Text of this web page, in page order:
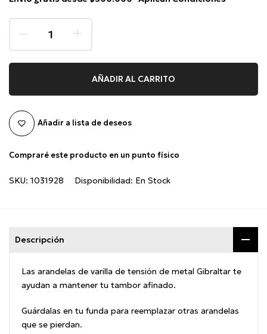
AÑADIR AL CARRITO
Añadir a lista de deseos
Compraré este producto en un punto físico
SKU: 1031928 Disponibilidad: En Stock
Descripción
Las arandelas de varilla de tensión de metal Gibraltar te
ayudan a mantener tu tambor afinado.
Guárdalas en tu funda para reemplazar otras arandelas
que se pierdan.